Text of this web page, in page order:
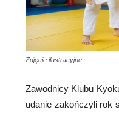
Zdjęcie ilustracyjne
Zawodnicy Klubu
udanie zakończyli rok